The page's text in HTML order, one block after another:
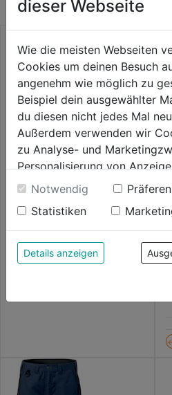
Bundhose Service Stretch
0.0
von
109,99€
dieser Webseite
Wie die meisten Webseiten
Cookies um deinen Besuch
angenehm wie möglich zu
Beispiel dein ausgewählter
du diesen nicht jedes Mal
Außerdem verwenden wir
zu Analyse- und
Personalisierung von
Einwilligung werden die
unter anderem auch in den
Durch Klick auf "Alle Cookies
der Verwendung aller
anzeigen" findest du alle
unterschiedlichen Cookies,
Konfigurieren" kannst du
du zulassen möchtest und
Notwendig
Statistiken
Details anzeigen